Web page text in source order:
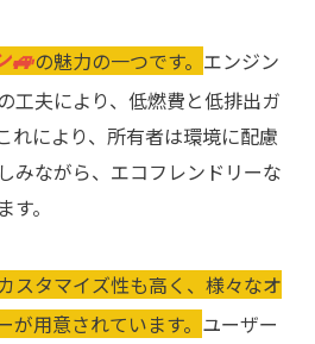
🚙の魅力の一つです。 エンジン
工夫により、低燃費と低排出ガ
れにより、所有者は環境に配慮
みながら、エコフレンドリーな
。
スタマイズ性も高く、様々なオ
用意されています。 ユーザー